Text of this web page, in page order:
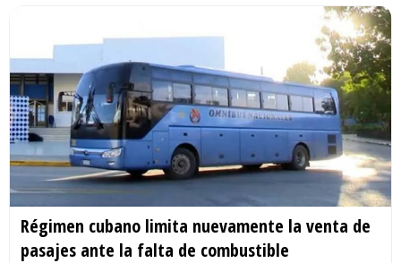
Régimen cubano limita nuevamente la venta de
pasajes ante la falta de combustible